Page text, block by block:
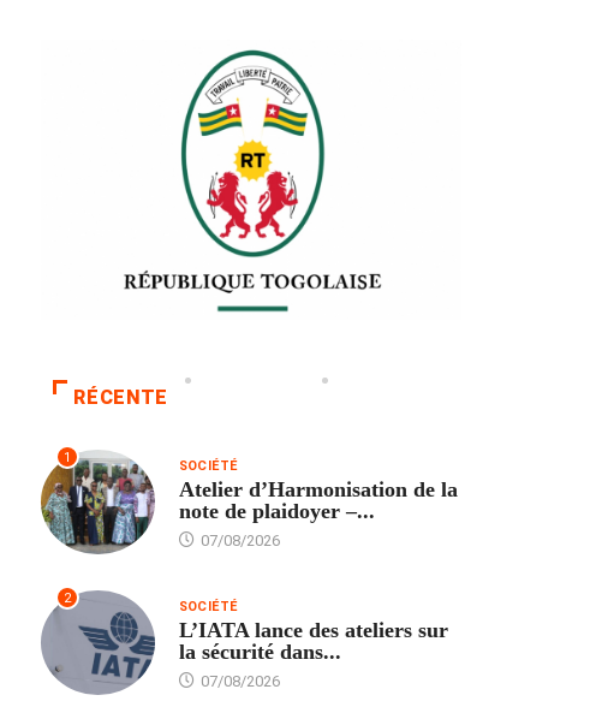
RÉCENTE
1 SOCIÉTÉ
Atelier d’Harmonisation de la
note de plaidoyer –...
07/08/2026
2 SOCIÉTÉ
L’IATA lance des ateliers sur
la sécurité dans...
07/08/2026